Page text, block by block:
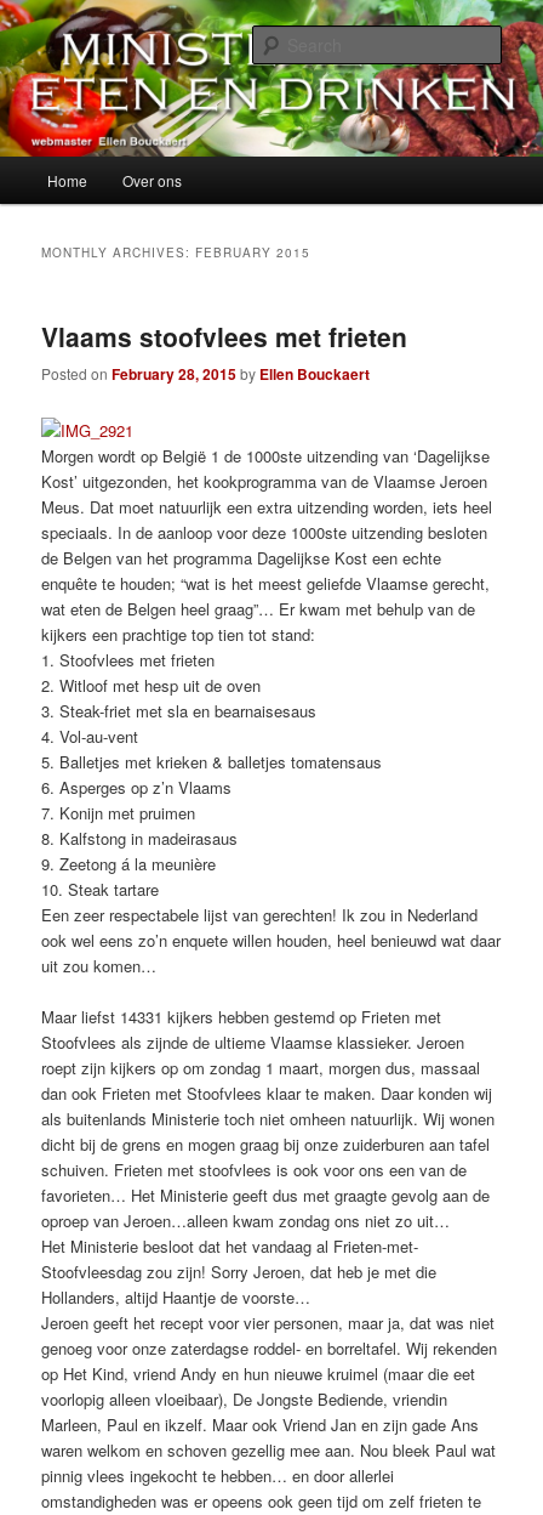
Skip
to
primary
content
Skip
to
secondary
contentMinisterie van Eten en Drinken
alles over eten, drinken en andere genoegens…
Home Over ons
MONTHLY ARCHIVES: FEBRUARY 2015
Vlaams stoofvlees met frieten
Posted onFebruary 28, 2015by Ellen Bouckaert
Morgen wordt op België 1 de 1000ste uitzending van ‘Dagelijkse
Kost’ uitgezonden, het kookprogramma van de Vlaamse Jeroen
Meus. Dat moet natuurlijk een extra uitzending worden, iets heel
speciaals. In de aanloop voor deze 1000ste uitzending besloten
de Belgen van het programma Dagelijkse Kost een echte
enquête te houden; “wat is het meest geliefde Vlaamse gerecht,
wat eten de Belgen heel graag”… Er kwam met behulp van de
kijkers een prachtige top tien tot stand:
1. Stoofvlees met frieten
2. Witloof met hesp uit de oven
3. Steak-friet met sla en bearnaisesaus
4. Vol-au-vent
5. Balletjes met krieken & balletjes tomatensaus
6. Asperges op z’n Vlaams
7. Konijn met pruimen
8. Kalfstong in madeirasaus
9. Zeetong á la meunière
10. Steak tartare
Een zeer respectabele lijst van gerechten! Ik zou in Nederland
ook wel eens zo’n enquete willen houden, heel benieuwd wat daar
uit zou komen…
Maar liefst 14331 kijkers hebben gestemd op Frieten met
Stoofvlees als zijnde de ultieme Vlaamse klassieker. Jeroen
roept zijn kijkers op om zondag 1 maart, morgen dus, massaal
dan ook Frieten met Stoofvlees klaar te maken. Daar konden wij
als buitenlands Ministerie toch niet omheen natuurlijk. Wij wonen
dicht bij de grens en mogen graag bij onze zuiderburen aan tafel
schuiven. Frieten met stoofvlees is ook voor ons een van de
favorieten… Het Ministerie geeft dus met graagte gevolg aan de
oproep van Jeroen…alleen kwam zondag ons niet zo uit…
Het Ministerie besloot dat het vandaag al Frieten-met-
Stoofvleesdag zou zijn! Sorry Jeroen, dat heb je met die
Hollanders, altijd Haantje de voorste…
Jeroen geeft het recept voor vier personen, maar ja, dat was niet
genoeg voor onze zaterdagse roddel- en borreltafel. Wij rekenden
op Het Kind, vriend Andy en hun nieuwe kruimel (maar die eet
voorlopig alleen vloeibaar), De Jongste Bediende, vriendin
Marleen, Paul en ikzelf. Maar ook Vriend Jan en zijn gade Ans
waren welkom en schoven gezellig mee aan. Nou bleek Paul wat
pinnig vlees ingekocht te hebben… en door allerlei
omstandigheden was er opeens ook geen tijd om zelf frieten te